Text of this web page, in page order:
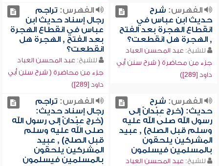
الفهرس: شرح
حديث ابن عباس في
انقطاع الهجرة بعد الفتح
, الهجرة هل انقطعت؟
للشيخ: عبد المحسن العباد
جزء من محاضرة ( شرح سنن أبي
داود [289])
الفهرس: تراجم
رجال إسناد حديث ابن
عباس في انقطاع الهجرة
بعد الفتح , الهجرة هل
انقطعت؟
للشيخ: عبد المحسن العباد
جزء من محاضرة ( شرح سنن أبي
داود [289])
الفهرس: شرح
حديث: (خرج عِبْدانٌ إلى
رسول الله صلى الله عليه
وسلم قبل الصلح) , عبيد
المشركين يلحقون
بالمسلمين فيسلمون
للشيخ: عبد المحسن العباد
الفهرس: تراجم
رجال إسناد حديث:
(خرج عِبْدانٌ إلى رسول الله
صلى الله عليه وسلم
قبل الصلح) , عبيد
المشركين يلحقون
بالمسلمين فيسلمون